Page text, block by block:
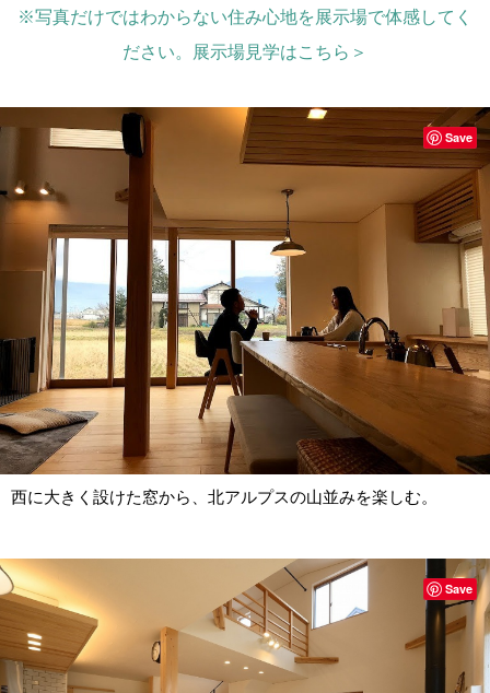
※写真だけではわからない住み心地を展示場で体感してく
ださい。展示場見学はこちら＞
西に大きく設けた窓から、北アルプスの山並みを楽しむ。
Save
Save